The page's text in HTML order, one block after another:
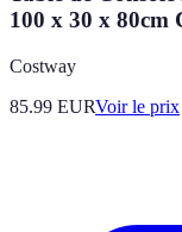
100 x 30 x 80cm
Costway
85.99 EURVoir le prix